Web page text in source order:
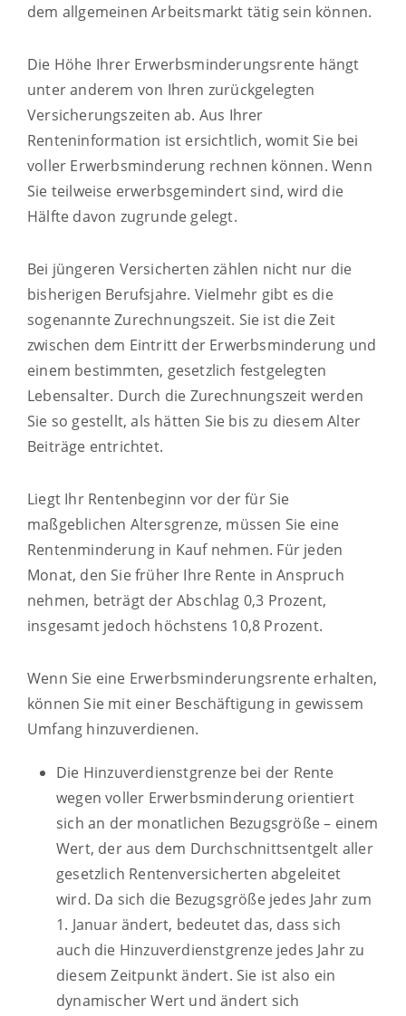
dem allgemeinen Arbeitsmarkt tätig sein können.
Die Höhe Ihrer Erwerbsminderungsrente hängt
unter anderem von Ihren zurückgelegten
Versicherungszeiten ab. Aus Ihrer
Renteninformation ist ersichtlich, womit Sie bei
voller Erwerbsminderung rechnen können. Wenn
Sie teilweise erwerbsgemindert sind, wird die
Hälfte davon zugrunde gelegt.
Bei jüngeren Versicherten zählen nicht nur die
bisherigen Berufsjahre. Vielmehr gibt es die
sogenannte Zurechnungszeit. Sie ist die Zeit
zwischen dem Eintritt der Erwerbsminderung und
einem bestimmten, gesetzlich festgelegten
Lebensalter. Durch die Zurechnungszeit werden
Sie so gestellt, als hätten Sie bis zu diesem Alter
Beiträge entrichtet.
Liegt Ihr Rentenbeginn vor der für Sie
maßgeblichen Altersgrenze, müssen Sie eine
Rentenminderung in Kauf nehmen. Für jeden
Monat, den Sie früher Ihre Rente in Anspruch
nehmen, beträgt der Abschlag 0,3 Prozent,
insgesamt jedoch höchstens 10,8 Prozent.
Wenn Sie eine Erwerbsminderungsrente erhalten,
können Sie mit einer Beschäftigung in gewissem
Umfang hinzuverdienen.
Die Hinzuverdienstgrenze bei der Rente
wegen voller Erwerbsminderung orientiert
sich an der monatlichen Bezugsgröße – einem
Wert, der aus dem Durchschnittsentgelt aller
gesetzlich Rentenversicherten abgeleitet
wird. Da sich die Bezugsgröße jedes Jahr zum
1. Januar ändert, bedeutet das, dass sich
auch die Hinzuverdienstgrenze jedes Jahr zu
diesem Zeitpunkt ändert. Sie ist also ein
dynamischer Wert und ändert sich